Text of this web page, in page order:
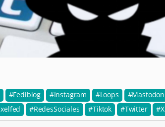
Fediblog Instagram Loops
Mastodon
RedesSociales Tiktok Twitter X